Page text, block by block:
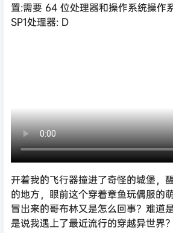
置:需要 64 位处理器和操作系统操
SP1处理器: D
开着我的飞行器撞进了奇怪的城堡，
的地方，眼前这个穿着章鱼玩偶服的
冒出来的哥布林又是怎么回事？难道
是说我遇上了最近流行的穿越异世界？